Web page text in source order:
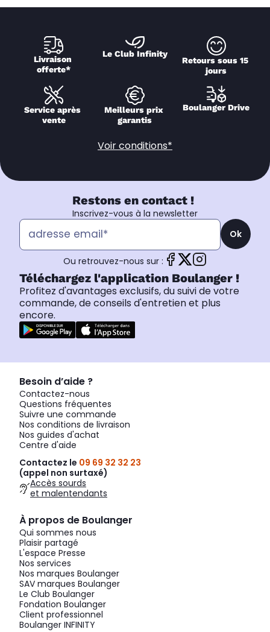
Livraison
offerte*
Le Club Infinity
Retours sous 15
jours
Service après
vente
Meilleurs prix
garantis
Boulanger Drive
Voir conditions*
Restons en contact !
Inscrivez-vous à la newsletter
Ok
Ou retrouvez-nous sur :
Téléchargez l'application Boulanger !
Profitez d'avantages exclusifs, du suivi de votre
commande, de conseils d'entretien et plus
encore.
Besoin d’aide ?
Contactez-nous
Questions fréquentes
Suivre une commande
Nos conditions de livraison
Nos guides d'achat
Centre d'aide
Contactez le 09 69 32 32 23
(appel non surtaxé)
Accès sourds
et malentendants
À propos de Boulanger
Qui sommes nous
Plaisir partagé
L'espace Presse
Nos services
Nos marques Boulanger
SAV marques Boulanger
Le Club Boulanger
Fondation Boulanger
Client professionnel
Boulanger INFINITY